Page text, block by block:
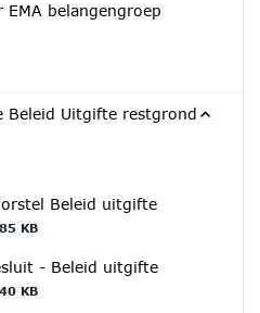
EMA belangengroep
Beleid Uitgifte restgrond
Beleid uitgifte
85 KB
- Beleid uitgifte
40 KB